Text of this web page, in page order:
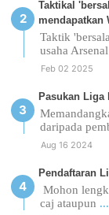
Taktikal
mendapatkan
Taktik
usaha
Feb 02 2025
Pasukan Liga
daripada
Aug 16 2024
Pendaftaran
Mohon
caj ataupun